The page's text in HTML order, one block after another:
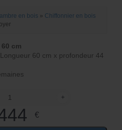
en bois » Chiffonnier en bois
cm
60 cm x profondeur 44
€
semainier en noyer
+